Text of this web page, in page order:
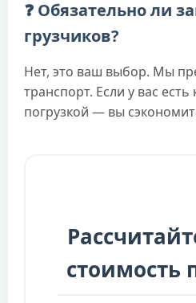
❓ Обязательно ли
грузчиков?
Нет, это ваш выбор. Мы
транспорт. Если у вас
погрузкой — вы
стоимость